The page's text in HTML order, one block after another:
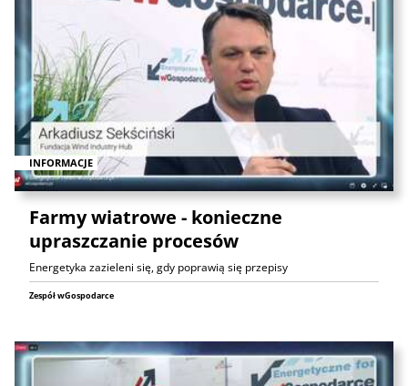
INFORMACJE
Farmy wiatrowe - konieczne
upraszczanie procesów
Energetyka zazieleni się, gdy poprawią się przepisy
Zespół wGospodarce